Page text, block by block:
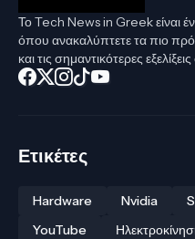
Το Tech News in Greek είναι
όπου ανακαλύπτετε τα πιο
και τις σημαντικότερες
Ετικέτες
Hardware Nvidia
YouTube